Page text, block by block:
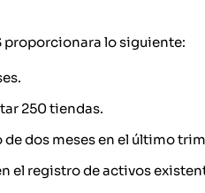
proporcionara lo siguiente:
250 tiendas.
dos meses en el último
el registro de activos